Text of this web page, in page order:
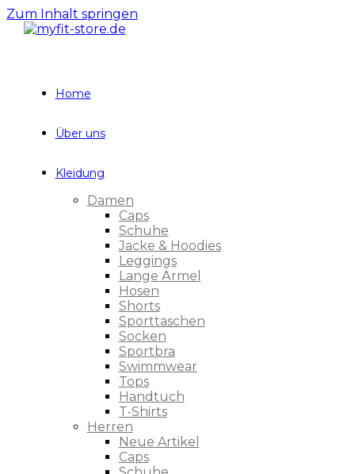
Zum Inhalt springen
Home
Über uns
Kleidung
Damen
Caps
Schuhe
Jacke & Hoodies
Leggings
Lange Ärmel
Hosen
Shorts
Sporttaschen
Socken
Sportbra
Swimmwear
Tops
Handtuch
T-Shirts
Herren
Neue Artikel
Caps